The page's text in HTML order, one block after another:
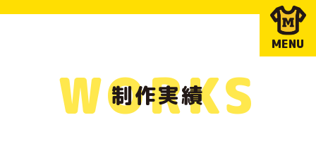
MENU
制作実績
WORKS